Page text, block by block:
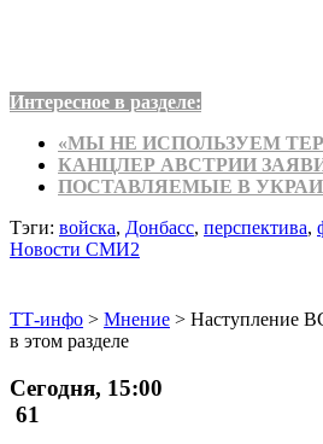
Интересное в разделе:
«МЫ НЕ ИСПОЛЬЗУЕМ
КАНЦЛЕР АВСТРИИ
ПОСТАВЛЯЕМЫЕ В
Тэги: войска, Донбасс, перспектива,
Новости СМИ2
ТТ-инфо > Мнение > Наступление
в этом разделе
Сегодня, 15:00
61